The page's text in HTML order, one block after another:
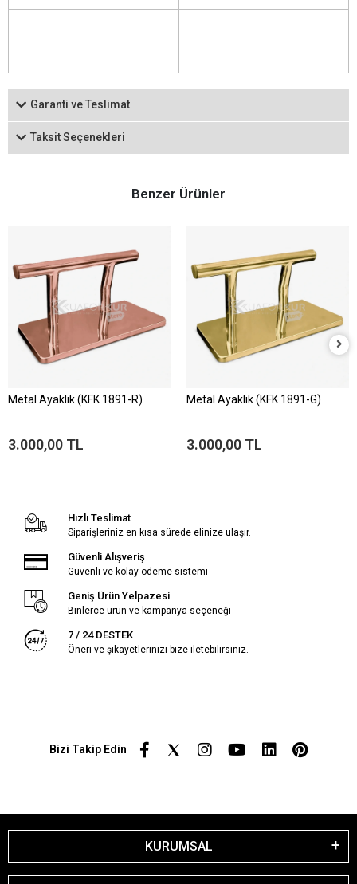
Garanti ve Teslimat
Taksit Seçenekleri
Benzer Ürünler
Metal Ayaklık (KFK 1891-R)
3.000,00 TL
Metal Ayaklık (KFK 1891-G)
3.000,00 TL
Hızlı Teslimat
Siparişleriniz en kısa sürede elinize ulaşır.
Güvenli Alışveriş
Güvenli ve kolay ödeme sistemi
Geniş Ürün Yelpazesi
Binlerce ürün ve kampanya seçeneği
7 / 24 DESTEK
Öneri ve şikayetlerinizi bize iletebilirsiniz.
Bizi Takip Edin
KURUMSAL